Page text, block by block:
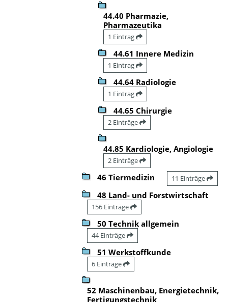
44.40 Pharmazie,
Pharmazeutika
1 Eintrag
44.61 Innere Medizin
1 Eintrag
44.64 Radiologie
1 Eintrag
44.65 Chirurgie
2 Einträge
44.85 Kardiologie, Angiologie
2 Einträge
46 Tiermedizin 11 Einträge
48 Land- und Forstwirtschaft
156 Einträge
50 Technik allgemein
44 Einträge
51 Werkstoffkunde
6 Einträge
52 Maschinenbau, Energietechnik,
Fertigungstechnik